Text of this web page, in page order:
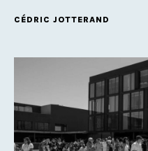
CÉDRIC JOTTERAND